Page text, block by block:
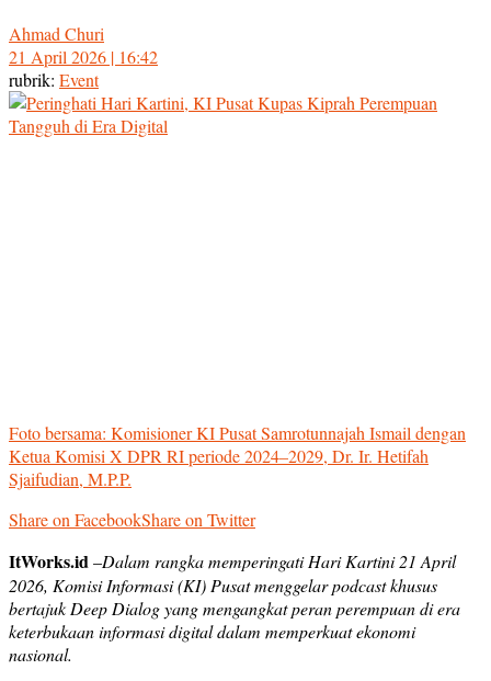
Ahmad Churi
21 April 2026 | 16:42
rubrik: Event
Foto bersama: Komisioner KI Pusat Samrotunnajah Ismail dengan
Ketua Komisi X DPR RI periode 2024–2029, Dr. Ir. Hetifah
Sjaifudian, M.P.P.
Share on FacebookShare on Twitter
ItWorks.id–Dalam rangka memperingati Hari Kartini 21 April
2026, Komisi Informasi (KI) Pusat menggelar podcast khusus
bertajuk Deep Dialog yang mengangkat peran perempuan di era
keterbukaan informasi digital dalam memperkuat ekonomi
nasional.